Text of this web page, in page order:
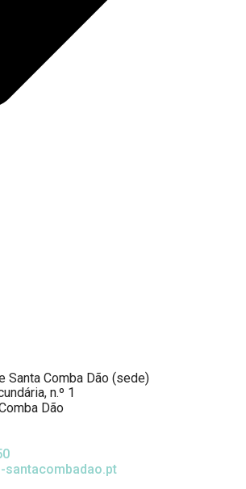
Santa Comba Dão (sede)
n.º 1
Dão
santacombadao.pt